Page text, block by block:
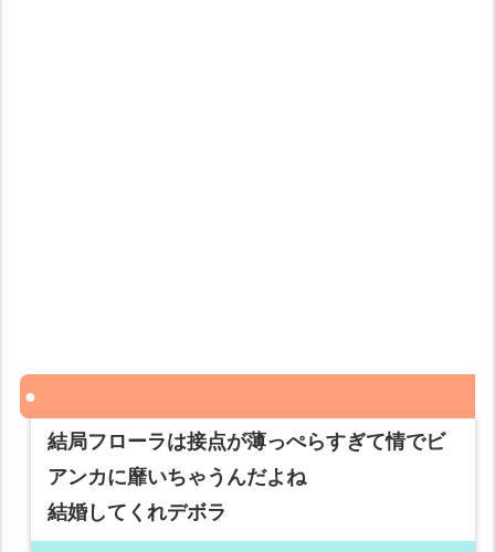
結局フローラは接点が薄っぺらすぎて情でビ
アンカに靡いちゃうんだよね
結婚してくれデボラ